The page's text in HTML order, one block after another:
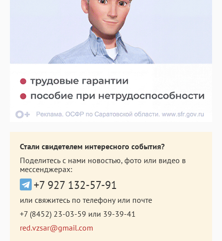
Стали свидетелем интересного события?
Поделитесь с нами новостью, фото или видео в
мессенджерах:
+7 927 132-57-91
или свяжитесь по телефону или почте
+7 (8452) 23-03-59 или 39-39-41
red.vzsar@gmail.com